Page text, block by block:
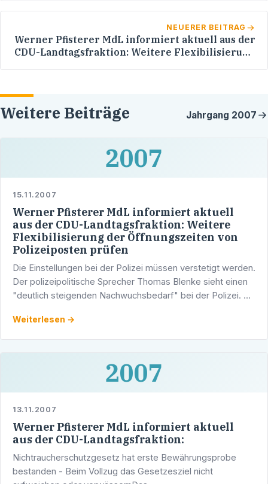
NEUERER BEITRAG
Werner Pfisterer MdL informiert aktuell aus der
CDU-Landtagsfraktion: Weitere Flexibilisierung
Weitere Beiträge Jahrgang 2007
2007
15.11.2007
Werner Pfisterer MdL informiert aktuell
aus der CDU-Landtagsfraktion: Weitere
Flexibilisierung der Öffnungszeiten von
Polizeiposten prüfen
Die Einstellungen bei der Polizei müssen verstetigt werden.
Der polizeipolitische Sprecher Thomas Blenke sieht einen
"deutlich steigenden Nachwuchsbedarf" bei der Polizei. Er
Weiterlesen →
2007
13.11.2007
Werner Pfisterer MdL informiert aktuell
aus der CDU-Landtagsfraktion:
Nichtraucherschutzgesetz hat erste Bewährungsprobe
bestanden - Beim Vollzug das Gesetzesziel nicht